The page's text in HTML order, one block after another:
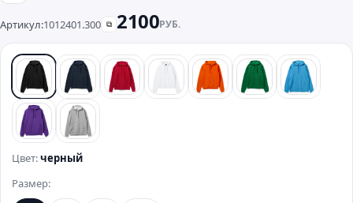
Артикул:1012401.300 ⧉ 2100РУБ.
черныйсиний красныйбелый оранжевый
зеленый
фиолетовый
серый
Цвет:черный
Размер: